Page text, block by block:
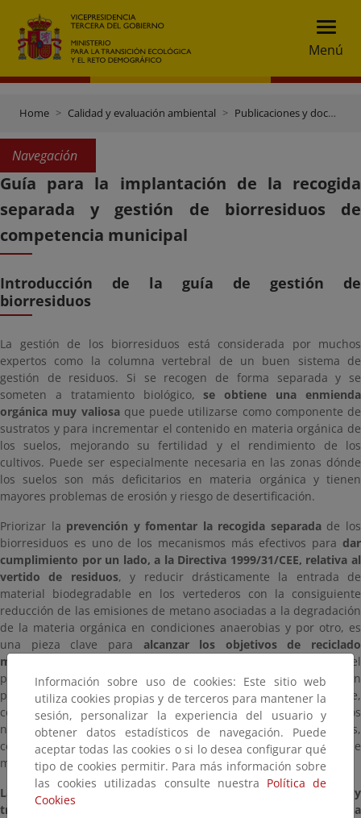
Menú
Home Calidad y evaluación ambiental Publicaciones y documentación
Navegación
Guía para la implantación de la recogida
separada y gestión de biorresiduos de
competencia municipal
Introducción de la guía de gestión de
biorresiduos
La gestión de los biorresiduos está considerada por muchos
expertos como la columna vertebral de un buen sistema de
gestión de residuos. Si se recogen de forma separada y se
someten a tratamiento biológico,se obtiene una enmienda
orgánica muy valiosaque puede utilizarse como componente de
sustratos y para incrementar el contenido en materia orgánica de
los suelos, mejorando su fertilidad y el rendimiento de los
cultivos. Puede ser especialmente necesaria en las zonas dónde
los suelos son más deficitarios en materia orgánica y tienen
mayores problemas de erosión y riesgo de desertificación.
Priorizar la prevención y fomentar la recogida separadade los
biorresiduos es uno de los mecanismos más efectivos para dar
cumplimiento por un lado, a la Directiva 1999/31/CEE, relativa al
vertido de residuos, y reducir drásticamente la entrada de
material biodegradable en los vertederos con la consiguiente
reducción de las emisiones de metano asociadas a la degradación
de la materia orgánica en condiciones anaerobias y por otro, es
una pieza clave para alcanzar los objetivos de reciclado
marcados por la normativa
, no sólo porque se incrementa el
porcentaje de reciclado al incluir un nuevo material, sino también
porque al establecer la recogida de esta fracción se observa que,
con carácter general, hay una tendencia al incremento de los
niveles de aportación y calidad del resto de recogidas separadas,
consiguiendo así mejores resultados globales de recuperación de
materiales.
La implantación de la recogida separada de biorresiduos y
tratamiento posterior debe adaptarse a las necesidades de cada
Información sobre uso de cookies: Este sitio web
utiliza cookies propias y de terceros para mantener la
sesión, personalizar la experiencia del usuario y
obtener datos estadísticos de navegación. Puede
aceptar todas las cookies o si lo desea configurar qué
tipo de cookies permitir. Para más información sobre
las cookies utilizadas consulte nuestra Política de
Cookies